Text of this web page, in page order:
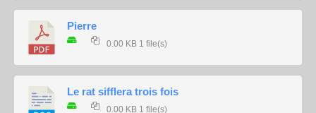
Pierre
0.00 KB 1 file(s)
Le rat sifflera trois fois
0.00 KB 1 file(s)